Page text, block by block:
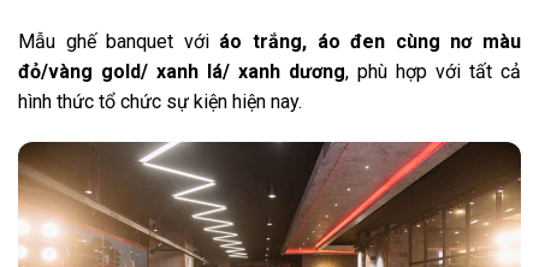
Mẫu ghế banquet với áo trắng, áo đen cùng nơ màu
đỏ/vàng gold/ xanh lá/ xanh dương, phù hợp với tất cả
hình thức tổ chức sự kiện hiện nay.